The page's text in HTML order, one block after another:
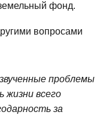
фонд.
вопросами
проблемы
жизни всего
за